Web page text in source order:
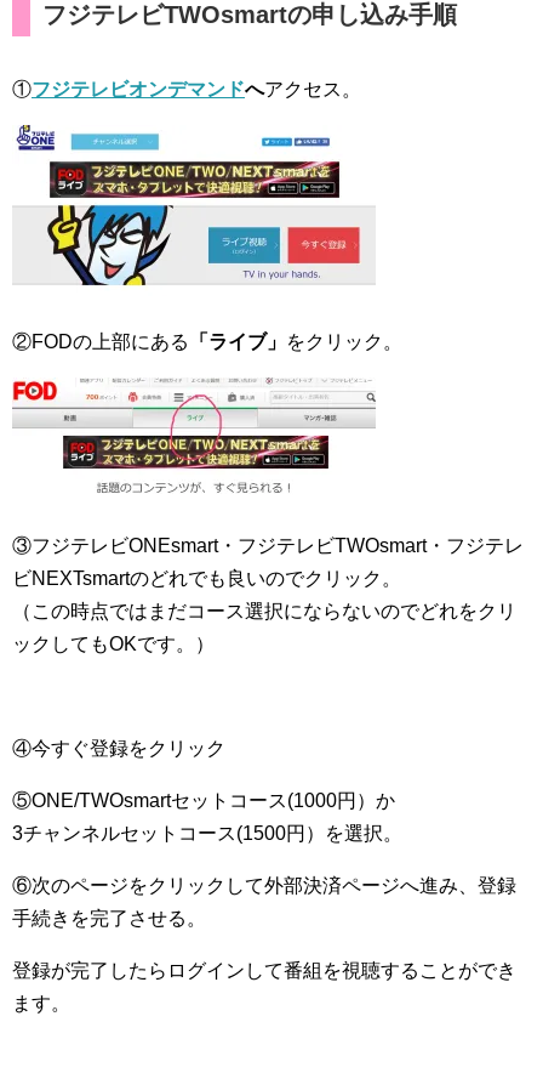
フジテレビTWOsmartの申し込み手順
①フジテレビオンデマンドへアクセス。
②FODの上部にある 「ライブ」 をクリック。
③フジテレビONEsmart・フジテレビTWOsmart・フジテレ
ビNEXTsmartのどれでも良いのでクリック。
（この時点ではまだコース選択にならないのでどれをクリ
ックしてもOKです。）
④今すぐ登録をクリック
⑤ONE/TWOsmartセットコース(1000円）か
3チャンネルセットコース(1500円）を選択。
⑥次のページをクリックして外部決済ページへ進み、登録
手続きを完了させる。
登録が完了したらログインして番組を視聴することができ
ます。